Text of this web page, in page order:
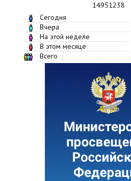
14951238
Сегодня
Вчера
На этой неделе
В этом месяце
Всего